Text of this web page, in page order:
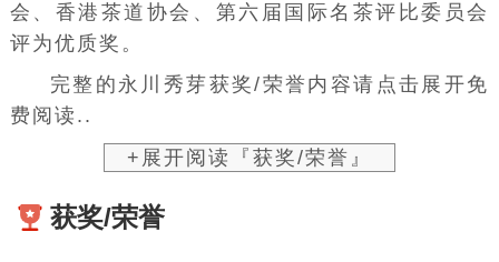
会 、香港茶道协会、第六届国际名茶评比委员会
评为优质奖。
完整的永川秀芽获奖/荣誉内容请点击展开免
费阅读..
+展开阅读『获奖/荣誉』
获奖/荣誉